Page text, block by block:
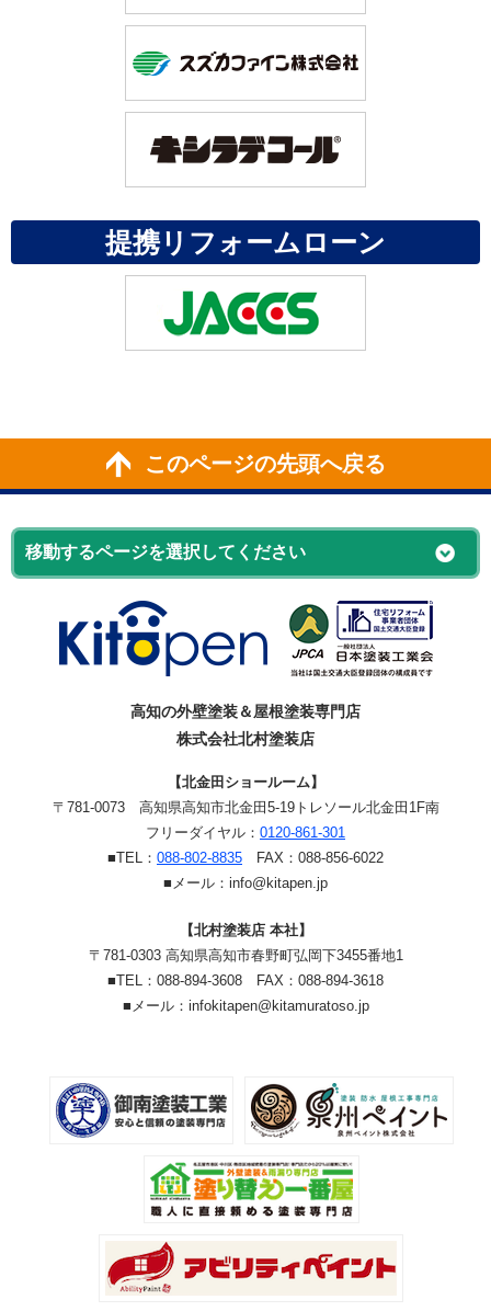
提携リフォームローン
このページの先頭へ戻る
高知の外壁塗装＆屋根塗装専門店
株式会社北村塗装店
【北金田ショールーム】
〒781-0073 高知県高知市北金田5-19トレソール北金田1F南
フリーダイヤル： 0120-861-301
■TEL： 088-802-8835 FAX：088-856-6022
■メール：info@kitapen.jp
【北村塗装店 本社】
〒781-0303 高知県高知市春野町弘岡下3455番地1
■TEL：088-894-3608 FAX：088-894-3618
■メール：infokitapen@kitamuratoso.jp